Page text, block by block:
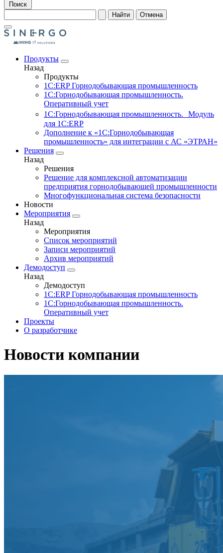
Поиск
Найти
Отмена
Продукты
Назад
Продукты
1С:ERP Горнодобывающая промышленность
1С:Горнодобывающая промышленность.
Оперативный учет
1С:Горнодобывающая промышленность. Модуль
для 1С:ERP
Дополнение к «1С:Горнодобывающая
промышленность» для интеграции с АС «ЭТРАН»
Решения
Назад
Решения
Решение для комплексной автоматизации
предприятия горнодобывающей промышленности
Многофункциональная система безопасности
Новости
Мероприятия
Назад
Мероприятия
Список мероприятий
Записи мероприятий
Архив мероприятий
Демодоступ
Назад
Демодоступ
1С:ERP Горнодобывающая промышленность
1С:Горнодобывающая промышленность.
Оперативный учет
Проекты
О разработчике
Новости компании